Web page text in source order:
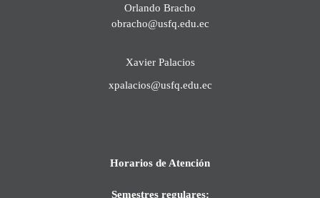
Orlando Bracho
obracho@usfq.edu.ec
Xavier Palacios
xpalacios@usfq.edu.ec
Horarios de Atención
Semestres regulares: